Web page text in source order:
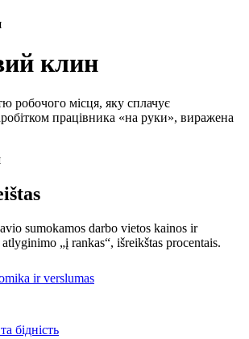
клин
робочого місця, яку сплачує
працівника «на руки», виражена
sumokamos darbo vietos kainos ir
„į rankas“, išreikštas procentais.
ir verslumas
бідність